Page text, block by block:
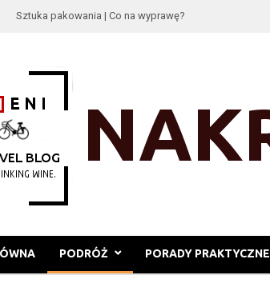
Sztuka pakowania | Co na wyprawę?
PODRÓŻ PORADY PRAKTYCZNE